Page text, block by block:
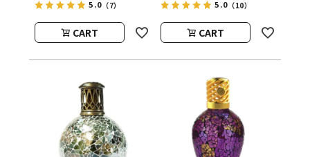
ウッド）
5.0 （7）
CART
ウッド）
5.0（10）
CART